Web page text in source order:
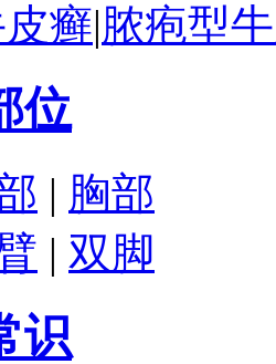
癣|脓疱型
位
| 胸部
| 双脚
识